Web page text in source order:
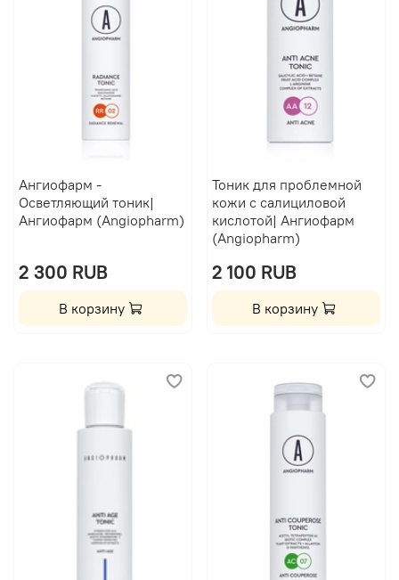
Ангиофарм -
Осветляющий тоник|
Ангиофарм (Angiopharm)
2 300 RUB
В корзину
Тоник для проблемной
кожи с салициловой
кислотой| Ангиофарм
(Angiopharm)
2 100 RUB
В корзину